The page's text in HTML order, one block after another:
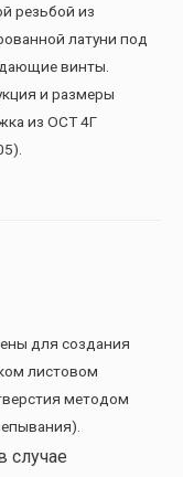
резьбой из
латуни под
винты.
и размеры
из ОСТ 4Г
для создания
листовом
методом
случае